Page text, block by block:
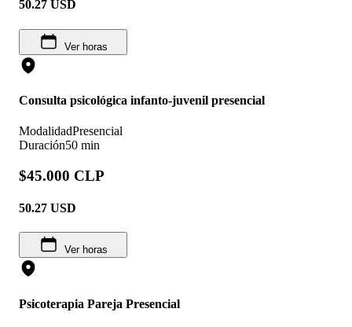
50.27 USD
Ver horas
Consulta psicológica infanto-juvenil presencial
ModalidadPresencial
Duración50 min
$45.000 CLP
50.27 USD
Ver horas
Psicoterapia Pareja Presencial